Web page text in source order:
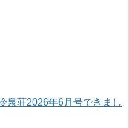
泉荘2026年6月号できまし